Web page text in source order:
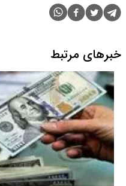
خبرهای مرتبط